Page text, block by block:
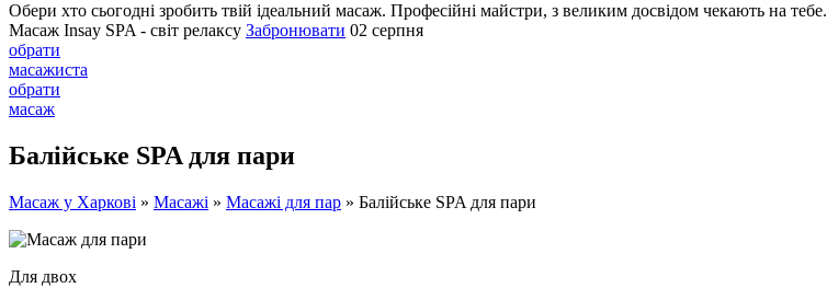
Обери хто сьогодні зробить твій ідеальний масаж. Професійні майстри, з великим досвідом чекають на тебе.
Масаж Insay SPA - світ релаксу Забронювати 02 серпня
обрати
масажиста
обрати
масаж
Балійське SPA для пари
Масаж у Харкові » Масажі » Масажі для пар » Балійське SPA для пари
Для двох